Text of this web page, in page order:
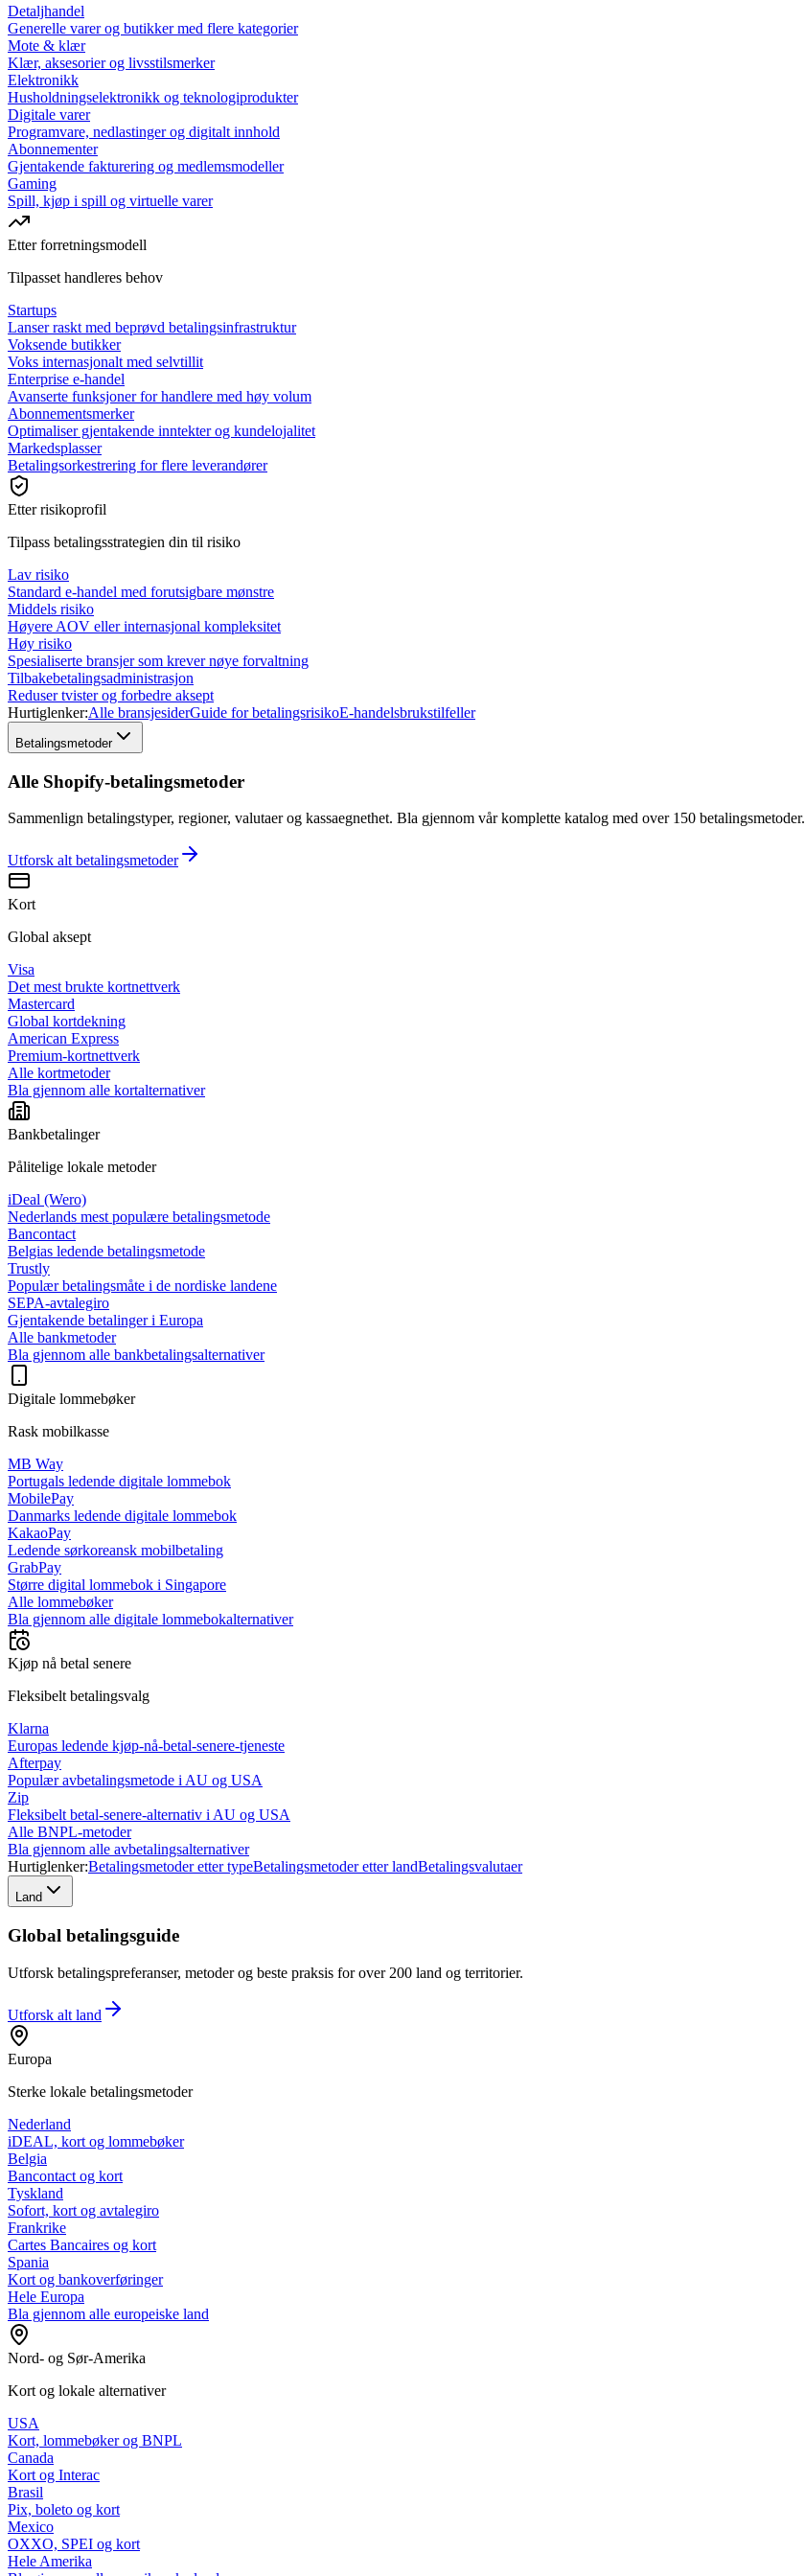
Detaljhandel
Generelle varer og butikker med flere kategorier
Mote & klær
Klær, aksesorier og livsstilsmerker
Elektronikk
Husholdningselektronikk og teknologiprodukter
Digitale varer
Programvare, nedlastinger og digitalt innhold
Abonnementer
Gjentakende fakturering og medlemsmodeller
Gaming
Spill, kjøp i spill og virtuelle varer
Etter forretningsmodell
Tilpasset handleres behov
Startups
Lanser raskt med beprøvd betalingsinfrastruktur
Voksende butikker
Voks internasjonalt med selvtillit
Enterprise e-handel
Avanserte funksjoner for handlere med høy volum
Abonnementsmerker
Optimaliser gjentakende inntekter og kundelojalitet
Markedsplasser
Betalingsorkestrering for flere leverandører
Etter risikoprofil
Tilpass betalingsstrategien din til risiko
Lav risiko
Standard e-handel med forutsigbare mønstre
Middels risiko
Høyere AOV eller internasjonal kompleksitet
Høy risiko
Spesialiserte bransjer som krever nøye forvaltning
Tilbakebetalingsadministrasjon
Reduser tvister og forbedre aksept
Hurtiglenker:Alle bransjesiderGuide for betalingsrisikoE-handelsbrukstilfeller
Betalingsmetoder
Alle Shopify-betalingsmetoder
Sammenlign betalingstyper, regioner, valutaer og kassaegnethet. Bla gjennom vår komplette katalog med over 150 betalingsmetoder.
Utforsk alt betalingsmetoder
Kort
Global aksept
Visa
Det mest brukte kortnettverk
Mastercard
Global kortdekning
American Express
Premium-kortnettverk
Alle kortmetoder
Bla gjennom alle kortalternativer
Bankbetalinger
Pålitelige lokale metoder
iDeal (Wero)
Nederlands mest populære betalingsmetode
Bancontact
Belgias ledende betalingsmetode
Trustly
Populær betalingsmåte i de nordiske landene
SEPA-avtalegiro
Gjentakende betalinger i Europa
Alle bankmetoder
Bla gjennom alle bankbetalingsalternativer
Digitale lommebøker
Rask mobilkasse
MB Way
Portugals ledende digitale lommebok
MobilePay
Danmarks ledende digitale lommebok
KakaoPay
Ledende sørkoreansk mobilbetaling
GrabPay
Større digital lommebok i Singapore
Alle lommebøker
Bla gjennom alle digitale lommebokalternativer
Kjøp nå betal senere
Fleksibelt betalingsvalg
Klarna
Europas ledende kjøp-nå-betal-senere-tjeneste
Afterpay
Populær avbetalingsmetode i AU og USA
Zip
Fleksibelt betal-senere-alternativ i AU og USA
Alle BNPL-metoder
Bla gjennom alle avbetalingsalternativer
Hurtiglenker:Betalingsmetoder etter typeBetalingsmetoder etter landBetalingsvalutaer
Land
Global betalingsguide
Utforsk betalingspreferanser, metoder og beste praksis for over 200 land og territorier.
Utforsk alt land
Europa
Sterke lokale betalingsmetoder
Nederland
iDEAL, kort og lommebøker
Belgia
Bancontact og kort
Tyskland
Sofort, kort og avtalegiro
Frankrike
Cartes Bancaires og kort
Spania
Kort og bankoverføringer
Hele Europa
Bla gjennom alle europeiske land
Nord- og Sør-Amerika
Kort og lokale alternativer
USA
Kort, lommebøker og BNPL
Canada
Kort og Interac
Brasil
Pix, boleto og kort
Mexico
OXXO, SPEI og kort
Hele Amerika